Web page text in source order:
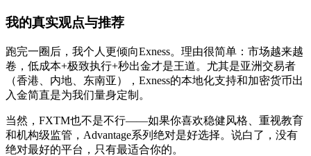
我的真实观点与推荐
跑完一圈后，我个人更倾向Exness。理由很简单：市场越来越
卷，低成本+极致执行+秒出金才是王道。尤其是亚洲交易者
（香港、内地、东南亚），Exness的本地化支持和加密货币出
入金简直是为我们量身定制。
当然，FXTM也不是不行——如果你喜欢稳健风格、重视教育
和机构级监管，Advantage系列绝对是好选择。说白了，没有
绝对最好的平台，只有最适合你的。